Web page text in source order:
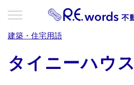
建築・住宅用語
タイニーハウス